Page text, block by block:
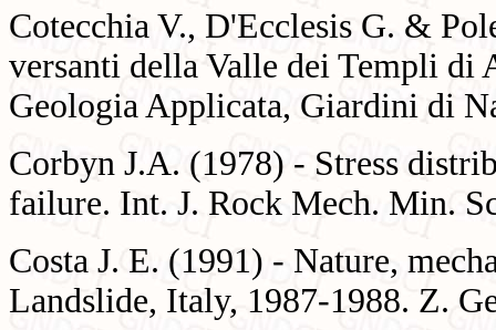
Cotecchia V., D'Ecclesis G. &
versanti della Valle dei Templi
Geologia Applicata, Giardini di
Corbyn J.A. (1978) - Stress
failure. Int. J. Rock Mech. Min.
Costa J. E. (1991) - Nature,
Landslide, Italy, 1987-1988. Z.